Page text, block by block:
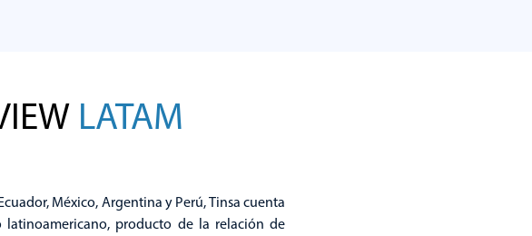
Explorar
LATAM
México, Argentina y Perú, Tinsa cuenta
producto de la relación de